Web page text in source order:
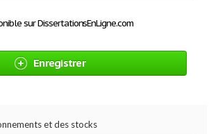
sur DissertationsEnLigne.com
Enregistrer
et des stocks